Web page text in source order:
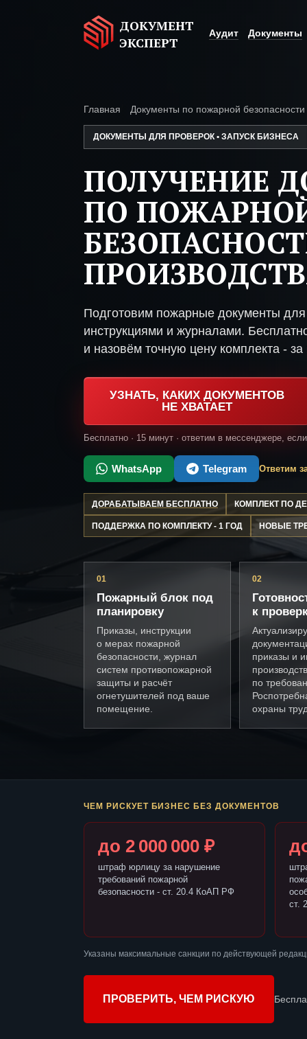
ДОКУМЕНТ
ЭКСПЕРТ
Аудит Документы
Главная Документы по пожарной безопасности
ДОКУМЕНТЫ ДЛЯ ПРОВЕРОК • ЗАПУСК БИЗНЕСА
ПОЛУЧЕНИЕ
ПО
Подготовим пожарные документы для
инструкциями и журналами.
и назовём точную цену комплекта - за
УЗНАТЬ, КАКИХ ДОКУМЕНТОВ
НЕ ХВАТАЕТ
Бесплатно · 15 минут · ответим в мессенджере,
WhatsApp Telegram Ответим
ДОРАБАТЫВАЕМ БЕСПЛАТНО КОМПЛЕКТ ПО
ПОДДЕРЖКА ПО КОМПЛЕКТУ - 1 ГОД НОВЫЕ
01
Пожарный блок под
планировку
Приказы, инструкции
о мерах пожарной
безопасности, журнал
систем противопожарной
защиты и расчёт
огнетушителей под ваше
помещение.
02
к
приказы и
по
охраны
ЧЕМ РИСКУЕТ БИЗНЕС БЕЗ ДОКУМЕНТОВ
до 2 000 000 ₽
штраф юрлицу за нарушение
требований пожарной
безопасности - ст. 20.4 КоАП РФ
ст.
Указаны максимальные санкции по действующей
ПРОВЕРИТЬ, ЧЕМ РИСКУЮ